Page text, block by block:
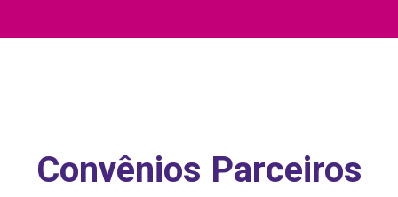
Convênios Parceiros